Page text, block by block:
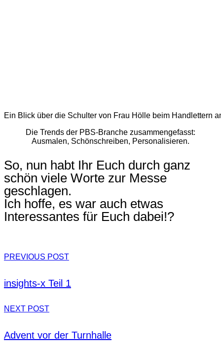
Ein Blick über die Schulter von Frau Hölle beim Handlettern
Die Trends der PBS-Branche zusammengefasst:
Ausmalen, Schönschreiben, Personalisieren.
So, nun habt Ihr Euch durch ganz
schön viele Worte zur Messe
geschlagen.
Ich hoffe, es war auch etwas
Interessantes für Euch dabei!?
PREVIOUS POST
insights-x Teil 1
NEXT POST
Advent vor der Turnhalle